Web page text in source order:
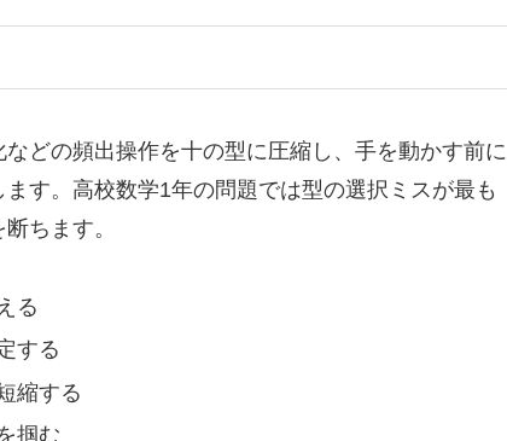
どの頻出操作を十の型に圧縮し、手を動かす前に
す。高校数学1年の問題では型の選択ミスが最も
ちます。
る
する
縮する
掴む